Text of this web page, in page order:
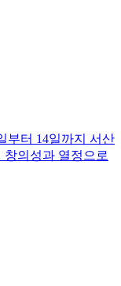
터 14일까지 서산
의성과 열정으로